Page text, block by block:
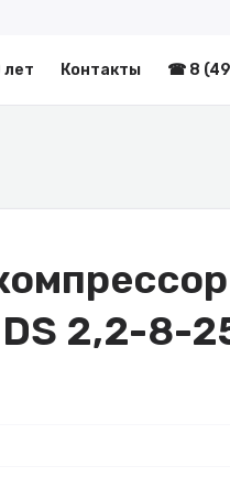
лет Контакты ☎ 8
2,2-8-